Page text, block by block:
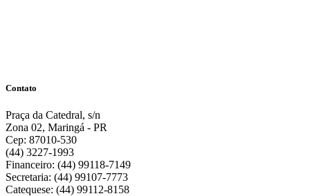
Contato
Praça da Catedral, s/n
Zona 02, Maringá - PR
Cep: 87010-530
(44) 3227-1993
Financeiro: (44) 99118-7149
Secretaria: (44) 99107-7773
Catequese: (44) 99112-8158